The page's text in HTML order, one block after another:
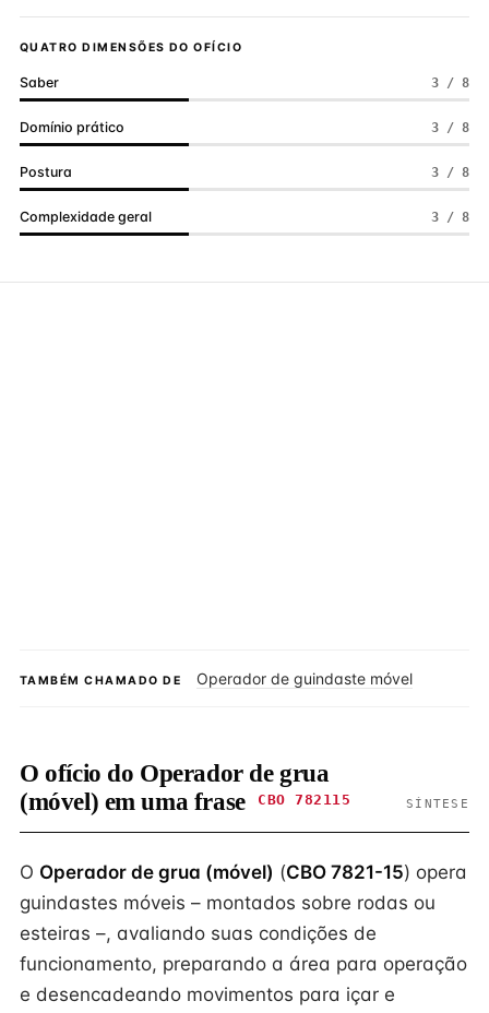
QUATRO DIMENSÕES DO OFÍCIO
Saber 3 / 8
Domínio prático 3 / 8
Postura 3 / 8
Complexidade geral 3 / 8
TAMBÉM CHAMADO DE Operador de guindaste móvel
O ofício do Operador de grua
(móvel) em uma frase
CBO 782115 SÍNTESE
O Operador de grua (móvel) (CBO 7821-15) opera
guindastes móveis – montados sobre rodas ou
esteiras –, avaliando suas condições de
funcionamento, preparando a área para operação
e desencadeando movimentos para içar e